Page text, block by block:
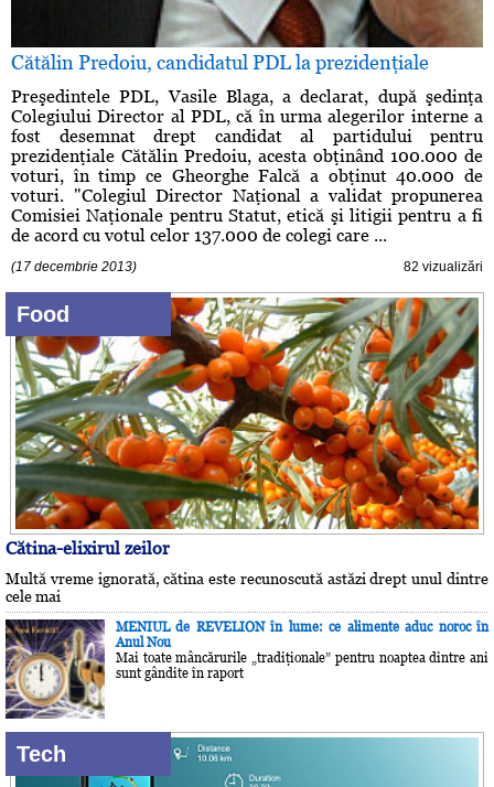
Cătălin Predoiu, candidatul PDL la prezidenţiale
Preşedintele PDL, Vasile Blaga, a declarat, după şedinţa
Colegiului Director al PDL, că în urma alegerilor interne a
fost desemnat drept candidat al partidului pentru
prezidenţiale Cătălin Predoiu, acesta obţinând 100.000 de
voturi, în timp ce Gheorghe Falcă a obţinut 40.000 de
voturi. "Colegiul Director Naţional a validat propunerea
Comisiei Naţionale pentru Statut, etică şi litigii pentru a fi
de acord cu votul celor 137.000 de colegi care ...
(17 decembrie 2013) 82 vizualizări
Food
Cătina-elixirul zeilor
Multă vreme ignorată, cătina este recunoscută astăzi drept unul dintre
cele mai
MENIUL de REVELION în lume: ce alimente aduc noroc în
Anul Nou
Mai toate mâncărurile „tradiţionale” pentru noaptea dintre ani
sunt gândite în raport
Tech